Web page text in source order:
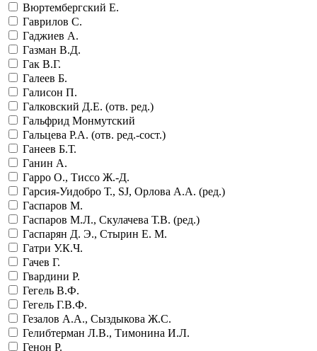
Вюртембергский Е.
Гаврилов С.
Гаджиев А.
Газман В.Д.
Гак В.Г.
Галеев Б.
Галисон П.
Галковский Д.Е. (отв. ред.)
Гальфрид Монмутский
Гальцева Р.А. (отв. ред.-сост.)
Ганеев Б.Т.
Ганин А.
Гарро О., Тиссо Ж.-Д.
Гарсия-Уидобро Т., SJ, Орлова А.А. (ред.)
Гаспаров М.
Гаспаров М.Л., Скулачева Т.В. (ред.)
Гаспарян Д. Э., Стырин Е. М.
Гатри У.К.Ч.
Гачев Г.
Гвардини Р.
Гегель В.Ф.
Гегель Г.В.Ф.
Гезалов А.А., Сыздыкова Ж.С.
Гелибтерман Л.В., Тимонина И.Л.
Генон Р.